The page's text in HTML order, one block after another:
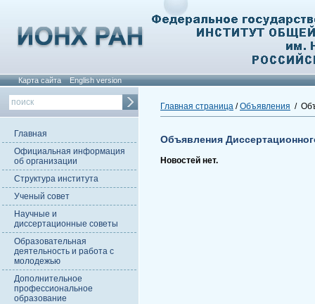
Карта сайта English version
Главная
Официальная информация
об организации
Структура института
Ученый совет
Научные и
диссертационные советы
Образовательная
деятельность и работа с
молодежью
Дополнительное
профессиональное
образование
Главная страница /Объявления /
Объявления
Новостей нет.